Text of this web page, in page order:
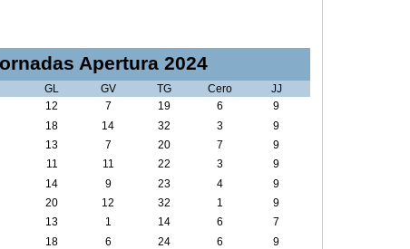
Apertura 2024
GL GV TG Cero
JJ
12 7 19 6
9
18 14 32 3
9
13 7 20 7
9
11 11 22 3
9
14 9 23 4
9
20 12 32 1
9
13 1 14 6
7
18 6 24 6
9